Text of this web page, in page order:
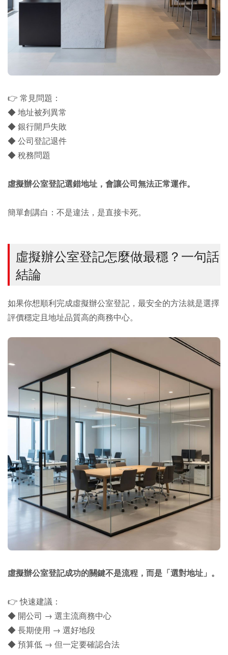
👉 常見問題：
◆ 地址被列異常
◆ 銀行開戶失敗
◆ 公司登記退件
◆ 稅務問題
虛擬辦公室登記選錯地址，會讓公司無法正常運作。
簡單創講白：不是違法，是直接卡死。
虛擬辦公室登記怎麼做最穩？一句話
結論
如果你想順利完成虛擬辦公室登記，最安全的方法就是選擇
評價穩定且地址品質高的商務中心。
虛擬辦公室登記成功的關鍵不是流程，而是「選對地址」。
👉 快速建議：
◆ 開公司 → 選主流商務中心
◆ 長期使用 → 選好地段
◆ 預算低 → 但一定要確認合法